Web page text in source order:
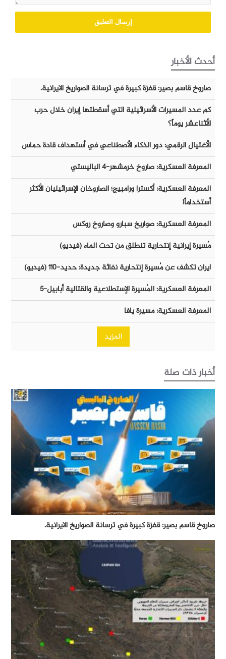
أحدث الأخبار
صاروخ قاسم بصير: قفزة كبيرة في ترسانة الصواريخ الايرانية.
كم عدد المسيرات الأسرائيلية التي أسقطتها إيران خلال حرب
الأثناعشر يوماً؟
الأغتيال الرقمي: دور الذكاء الأصطناعي في أستهداف قادة حماس
المعرفة العسكرية: صاروخ خرمشهر-٤ الباليستي
المعرفة العسكرية: أكسترا ورامبيج؛ الصاروخان الإسرائيليان الأكثر
أستخداماً!
المعرفة العسكرية: صواريخ سبارو وصاروخ روكس
مُسيرة إيرانية إنتحارية تنطلق من تحت الماء (فيديو)
ايران تكشف عن مُسيرة إنتحارية نفاثة جديدة: حديد-١١٠ (فيديو)
المعرفة العسكرية: المُسيرة الإستطلاعية والقتالية أبابيل-٥
المعرفة العسكرية: مسيرة يافا
المزيد
أخبار ذات صلة
صاروخ قاسم بصير: قفزة كبيرة في ترسانة الصواريخ الايرانية.